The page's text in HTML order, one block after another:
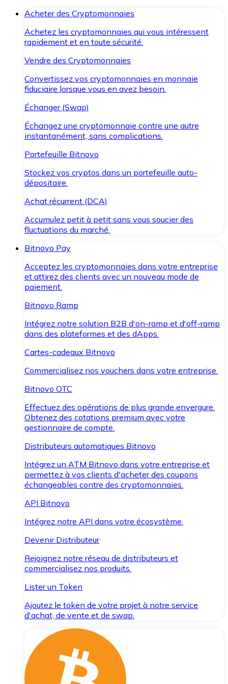
Acheter des Cryptomonnaies
Achetez les cryptomonnaies qui vous intéressent
rapidement et en toute sécurité.
Vendre des Cryptomonnaies
Convertissez vos cryptomonnaies en monnaie
fiduciaire lorsque vous en avez besoin.
Échanger (Swap)
Échangez une cryptomonnaie contre une autre
instantanément, sans complications.
Portefeuille Bitnovo
Stockez vos cryptos dans un portefeuille auto-
dépositaire.
Achat récurrent (DCA)
Accumulez petit à petit sans vous soucier des
fluctuations du marché.
Bitnovo Pay
Acceptez les cryptomonnaies dans votre entreprise
et attirez des clients avec un nouveau mode de
paiement.
Bitnovo Ramp
Intégrez notre solution B2B d'on-ramp et d'off-ramp
dans des plateformes et des dApps.
Cartes-cadeaux Bitnovo
Commercialisez nos vouchers dans votre entreprise.
Bitnovo OTC
Effectuez des opérations de plus grande envergure.
Obtenez des cotations premium avec votre
gestionnaire de compte.
Distributeurs automatiques Bitnovo
Intégrez un ATM Bitnovo dans votre entreprise et
permettez à vos clients d'acheter des coupons
échangeables contre des cryptomonnaies.
API Bitnovo
Intégrez notre API dans votre écosystème.
Devenir Distributeur
Rejoignez notre réseau de distributeurs et
commercialisez nos produits.
Lister un Token
Ajoutez le token de votre projet à notre service
d'achat, de vente et de swap.